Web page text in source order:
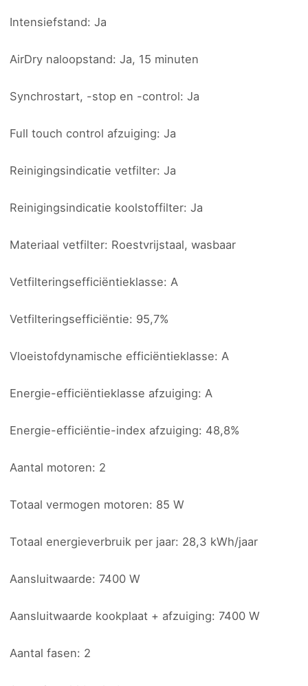
Intensiefstand: Ja
AirDry naloopstand: Ja, 15 minuten
Synchrostart, -stop en -control: Ja
Full touch control afzuiging: Ja
Reinigingsindicatie vetfilter: Ja
Reinigingsindicatie koolstoffilter: Ja
Materiaal vetfilter: Roestvrijstaal, wasbaar
Vetfilteringsefficiëntieklasse: A
Vetfilteringsefficiëntie: 95,7%
Vloeistofdynamische efficiëntieklasse: A
Energie-efficiëntieklasse afzuiging: A
Energie-efficiëntie-index afzuiging: 48,8%
Aantal motoren: 2
Totaal vermogen motoren: 85 W
Totaal energieverbruik per jaar: 28,3 kWh/jaar
Aansluitwaarde: 7400 W
Aansluitwaarde kookplaat + afzuiging: 7400 W
Aantal fasen: 2